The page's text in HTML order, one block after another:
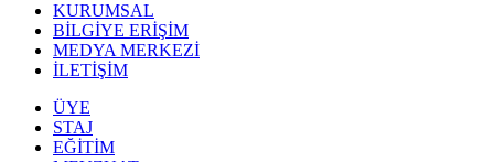
KURUMSAL
BİLGİYE ERİŞİM
MEDYA MERKEZİ
İLETİŞİM
ÜYE
STAJ
EĞİTİM